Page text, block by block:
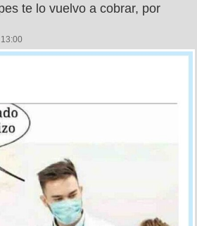
te lo vuelvo a cobrar, por